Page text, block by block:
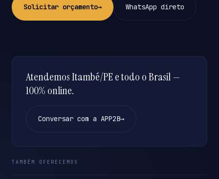
Solicitar orçamento→ WhatsApp direto
Atendemos Itambé/PE e todo o Brasil —
100% online.
Conversar com a APP2B→
TAMBÉM OFERECEMOS